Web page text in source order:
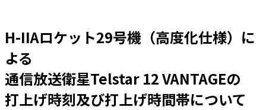
H-IIAロケット29号機（高度化仕様）に
よる
通信放送衛星Telstar 12 VANTAGEの
打上げ時刻及び打上げ時間帯について